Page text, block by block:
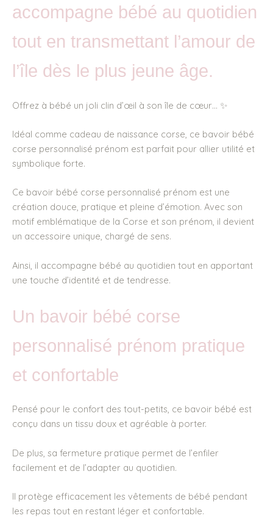
accompagne bébé au quotidien
tout en transmettant l’amour de
l’île dès le plus jeune âge.
Offrez à bébé un joli clin d’œil à son île de cœur… ✨
Idéal comme cadeau de naissance corse, ce bavoir bébé
corse personnalisé prénom est parfait pour allier utilité et
symbolique forte.
Ce bavoir bébé corse personnalisé prénom est une
création douce, pratique et pleine d’émotion. Avec son
motif emblématique de la Corse et son prénom, il devient
un accessoire unique, chargé de sens.
Ainsi, il accompagne bébé au quotidien tout en apportant
une touche d’identité et de tendresse.
Un bavoir bébé corse
personnalisé prénom pratique
et confortable
Pensé pour le confort des tout-petits, ce bavoir bébé est
conçu dans un tissu doux et agréable à porter.
De plus, sa fermeture pratique permet de l’enfiler
facilement et de l’adapter au quotidien.
Il protège efficacement les vêtements de bébé pendant
les repas tout en restant léger et confortable.